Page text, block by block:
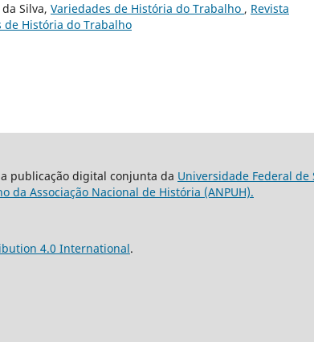
Silva, Variedades de História do Trabalho , Revista
de História do Trabalho
publicação digital conjunta da Universidade Federal de
da Associação Nacional de História (ANPUH).
4.0 International.